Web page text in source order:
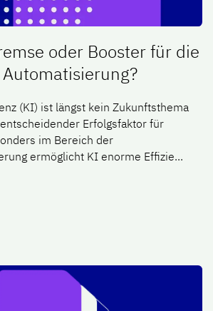
oder Booster für die
(KI) ist längst kein Zukunftsthema
Erfolgsfaktor für
im Bereich der
ermöglicht KI enorme Effizie...